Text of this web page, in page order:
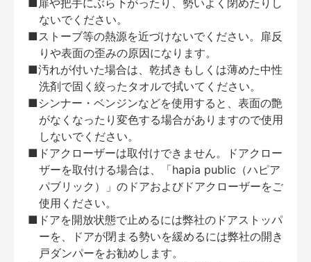
■扉や把手にぶら下がったり、勢いよく閉めたりし
ないでください。
■ストーブ等の熱源を近づけないでください。扉反
りや表面の歪みの原因になります。
■汚れが付いた場合は、乾拭きもしくは薄めた中性
洗剤で固く絞ったタオルで拭いてください。
■シンナー・ベンジンなどを使用すると、表面の艶
がなくなったり変色する場合がありますので使用
しないでください。
■ドアクローザーは取付けできません。ドアクロー
ザーを取付ける場合は、「hapia public（ハピア
パブリック）」のドアおよびドアクローザーをご
使用ください。
■ドアを開放状態で止めるには弊社のドアストッパ
ーを、ドアが閉まる勢いを緩めるには弊社の開き
戸ダンパーをお勧めします。